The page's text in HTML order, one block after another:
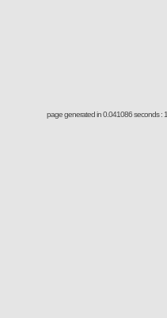
page generated in 0.041086 seconds :